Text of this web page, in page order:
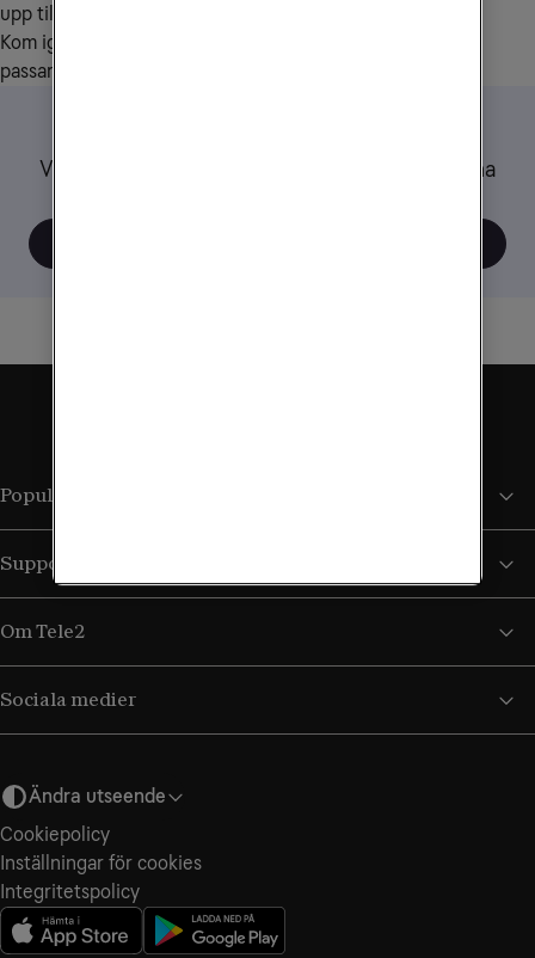
upp till 1000 Mbit/s finns det plats för hela familjen.
Kom igång på några minuter och placera routern där den
passar dig bäst.
Vill du istället ha fast bredband via fiber? Spana
Populära sidor
Support
Om Tele2
Sociala medier
Ändra utseende
Cookiepolicy
Inställningar för cookies
Integritets­policy